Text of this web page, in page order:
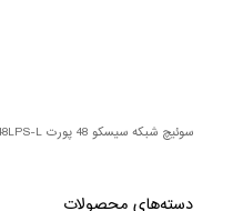
سوئیچ شبکه سیسکو 48 پورت WS-C2960X-48LPS-L
دسته‌های محصولات